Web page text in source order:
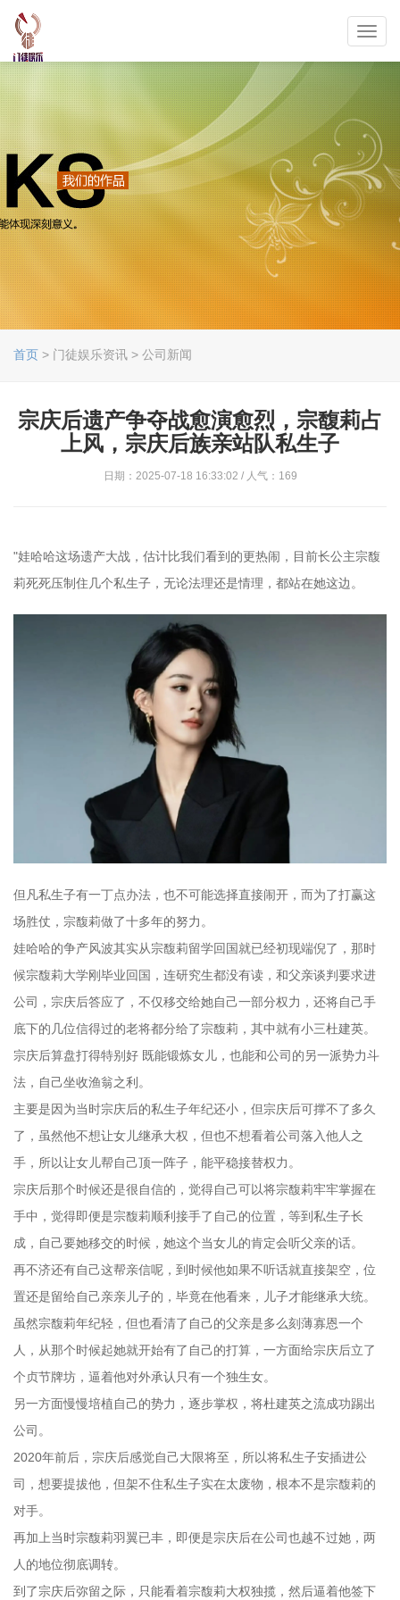
首页 > 门徒娱乐资讯 > 公司新闻
宗庆后遗产争夺战愈演愈烈，宗馥莉占
上风，宗庆后族亲站队私生子
日期：2025-07-18 16:33:02 / 人气：169
"娃哈哈这场遗产大战，估计比我们看到的更热闹，目前长公主宗馥
莉死死压制住几个私生子，无论法理还是情理，都站在她这边。
但凡私生子有一丁点办法，也不可能选择直接闹开，而为了打赢这
场胜仗，宗馥莉做了十多年的努力。
娃哈哈的争产风波其实从宗馥莉留学回国就已经初现端倪了，那时
候宗馥莉大学刚毕业回国，连研究生都没有读，和父亲谈判要求进
公司，宗庆后答应了，不仅移交给她自己一部分权力，还将自己手
底下的几位信得过的老将都分给了宗馥莉，其中就有小三杜建英。
宗庆后算盘打得特别好 既能锻炼女儿，也能和公司的另一派势力斗
法，自己坐收渔翁之利。
主要是因为当时宗庆后的私生子年纪还小，但宗庆后可撑不了多久
了，虽然他不想让女儿继承大权，但也不想看着公司落入他人之
手，所以让女儿帮自己顶一阵子，能平稳接替权力。
宗庆后那个时候还是很自信的，觉得自己可以将宗馥莉牢牢掌握在
手中，觉得即便是宗馥莉顺利接手了自己的位置，等到私生子长
成，自己要她移交的时候，她这个当女儿的肯定会听父亲的话。
再不济还有自己这帮亲信呢，到时候他如果不听话就直接架空，位
置还是留给自己亲亲儿子的，毕竟在他看来，儿子才能继承大统。
虽然宗馥莉年纪轻，但也看清了自己的父亲是多么刻薄寡恩一个
人，从那个时候起她就开始有了自己的打算，一方面给宗庆后立了
个贞节牌坊，逼着他对外承认只有一个独生女。
另一方面慢慢培植自己的势力，逐步掌权，将杜建英之流成功踢出
公司。
2020年前后，宗庆后感觉自己大限将至，所以将私生子安插进公
司，想要提拔他，但架不住私生子实在太废物，根本不是宗馥莉的
对手。
再加上当时宗馥莉羽翼已丰，即便是宗庆后在公司也越不过她，两
人的地位彻底调转。
到了宗庆后弥留之际，只能看着宗馥莉大权独揽，然后逼着他签下